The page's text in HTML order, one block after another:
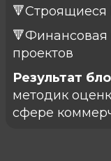
проектов
Результат
методик
сфере